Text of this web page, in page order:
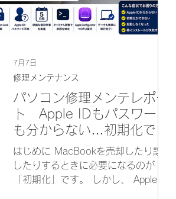
パソコン修理メンテレポー
ト Apple IDもパスワード
も分からない…初期化でき
ないMacを復旧した方法
はじめに MacBookを売却したり譲渡
したりするときに必要になるのが
「初期化」です。 しかし、 Apple ID
修理メンテナンス
7月7日